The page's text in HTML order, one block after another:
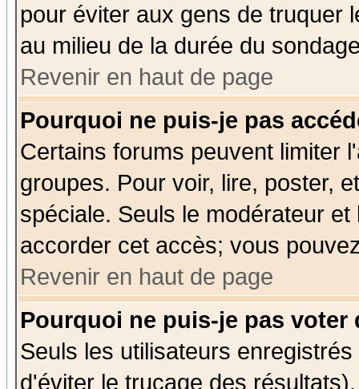
pour éviter aux gens de truquer
au milieu de la durée du
Revenir en haut de page
Pourquoi ne puis-je pas
Certains forums peuvent limiter
groupes. Pour voir, lire, poster,
spéciale. Seuls le modérateur
accorder cet accès; vous
Revenir en haut de page
Pourquoi ne puis-je pas voter
Seuls les utilisateurs
d'éviter le trucage des